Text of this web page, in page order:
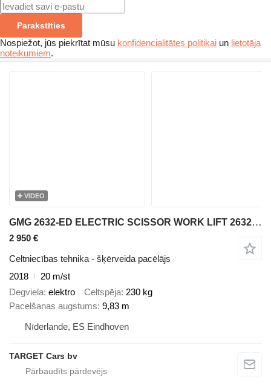
Parakstīties
Nospiežot, jūs piekrītat mūsu konfidencialitātes politikai un lietotāja
noteikumiem.
VIDEO
GMG 2632-ED ELECTRIC SCISSOR WORK LIFT 2632ED 983CM 2018 020HRS 2263
2 950 €
Celtniecības tehnika - šķērveida pacēlājs
2018
20 m/st
Degviela elektro Celtspēja 230 kg
Pacelšanas augstums 9,83 m
Nīderlande, ES Eindhoven
TARGET Cars bv